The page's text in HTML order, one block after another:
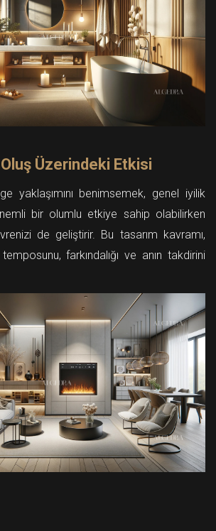
Üzerindeki Etkisi
yaklaşımını benimsemek, genel iyilik
bir olumlu etkiye sahip olabilirken
de geliştirir. Bu tasarım kavramı,
farkındalığı ve anın takdirini